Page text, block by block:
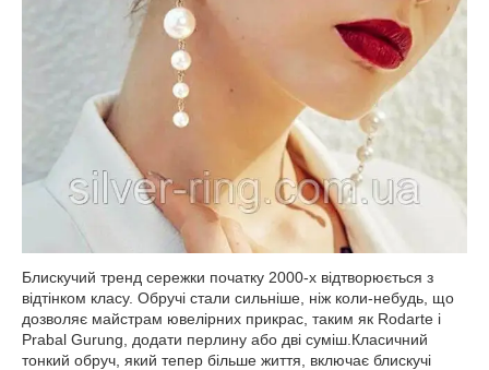
Блискучий тренд сережки початку 2000-х відтворюється з
відтінком класу. Обручі стали сильніше, ніж коли-небудь, що
дозволяє майстрам ювелірних прикрас, таким як Rodarte і
Prabal Gurung, додати перлину або дві суміш.Класичний
тонкий обруч, який тепер більше життя, включає блискучі